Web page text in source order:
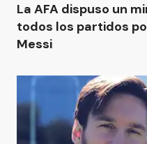
La AFA dispuso un
todos los partidos
Messi